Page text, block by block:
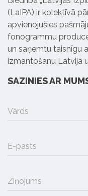
(LaIPA) ir kolektīvā
apvienojušies
fonogrammu
un saņemtu taisnīgu
izmantošanu Latvijā
SAZINIES AR
Vārds
E-pasts
Ziņojums